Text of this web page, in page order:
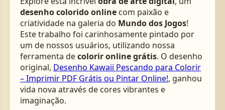
desenho colorido online com paixão e
criatividade na galeria do Mundo dos Jogos!
Este trabalho foi carinhosamente pintado por
um de nossos usuários, utilizando nossa
ferramenta decolorir online grátis. O desenho
original, Desenho Kawaii Pescando para Colorir
– Imprimir PDF Grátis ou Pintar Online!, ganhou
vida nova através de cores vibrantes e
imaginação.